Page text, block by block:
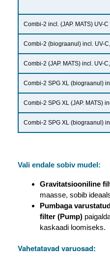
Combi-2 incl. (JAP. MATS) UV-C
Combi-2 (biograanul) incl. UV-
Combi-2 (JAP. MATS) incl. UV-
Combi-2 SPG XL (biograanul)
Combi-2 SPG XL (JAP. MATS)
Combi-2 SPG XL (biograanul)
Vali endale sobiv mudel:
Gravitatsiooniline
maasse, sobib
Pumbaga
filter(Pump)
kaskaadi loomiseks.
Vahetatavad varuosad: